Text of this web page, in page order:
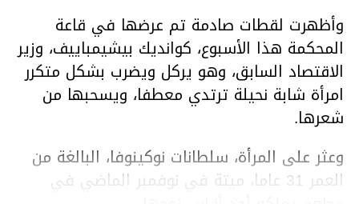
وأظهرت لقطات صادمة تم عرضها في قاعة
المحكمة هذا الأسبوع، كوانديك بيشيمباييف، وزير
الاقتصاد السابق، وهو يركل ويضرب بشكل متكرر
امرأة شابة نحيلة ترتدي معطفا، ويسحبها من
شعرها.
وعثر على المرأة، سلطانات نوكينوفا، البالغة من
العمر 31 عاما، ميتة في نوفمبر الماضي في